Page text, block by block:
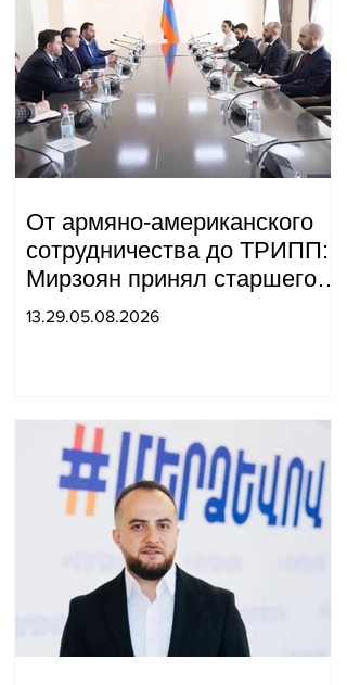
От армяно-американского
сотрудничества до ТРИПП:
Мирзоян принял старшего
советника специального
13.29.05.08.2026